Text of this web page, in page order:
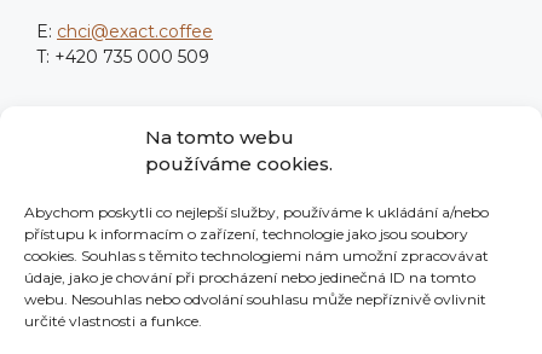
Na tomto webu
používáme cookies.
Abychom poskytli co nejlepší služby, používáme k ukládání a/nebo
přístupu k informacím o zařízení, technologie jako jsou soubory
cookies. Souhlas s těmito technologiemi nám umožní zpracovávat
údaje, jako je chování při procházení nebo jedinečná ID na tomto
webu. Nesouhlas nebo odvolání souhlasu může nepříznivě ovlivnit
určité vlastnosti a funkce.
E: chci@exact.coffee
T: +420 735 000 509
Fakturační údaje
Nové sady 988/2
602 00 Brno
IČO: 139 76 982
Neplátci DPH